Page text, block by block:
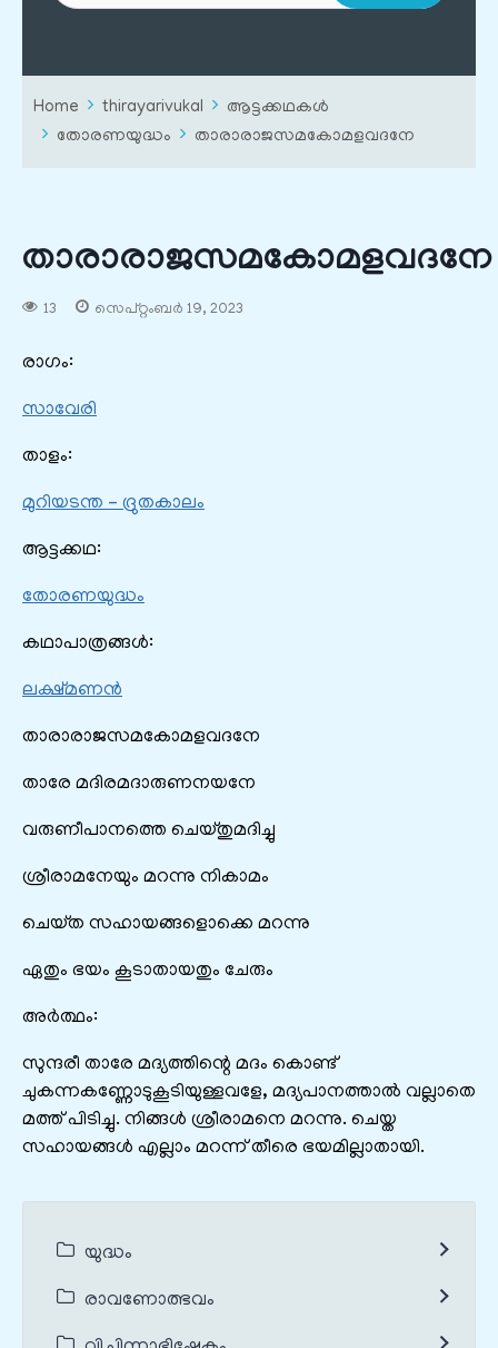
Home thirayarivukal
ആട്ടക്കഥകൾ
തോരണയുദ്ധം
താരാരാജസമകോമളവദനേ
താരാരാജസമകോമളവദനേ
13 സെപ്റ്റംബർ 19, 2023
രാഗം:
സാവേരി
താളം:
മുറിയടന്ത – ദ്രുതകാലം
ആട്ടക്കഥ:
തോരണയുദ്ധം
കഥാപാത്രങ്ങൾ:
ലക്ഷ്മണൻ
താരാരാജസമകോമളവദനേ
താരേ മദിരമദാരുണനയനേ
വരുണീപാനത്തെ ചെയ്‌തുമദിച്ചു
ശ്രീരാമനേയും മറന്നു നികാമം
ചെയ്‌ത സഹായങ്ങളൊക്കെ മറന്നു
ഏതും ഭയം കൂടാതായതും ചേരും
അർത്ഥം:
സുന്ദരീ താരേ മദ്യത്തിന്റെ മദം കൊണ്ട്
ചുകന്നകണ്ണോടുകൂടിയുള്ളവളേ, മദ്യപാനത്താൽ വല്ലാതെ
മത്ത് പിടിച്ചു. നിങ്ങൾ ശ്രീരാമനെ മറന്നു. ചെയ്ത
സഹായങ്ങൾ എല്ലാം മറന്ന് തീരെ ഭയമില്ലാതായി.
യുദ്ധം
രാവണോത്ഭവം